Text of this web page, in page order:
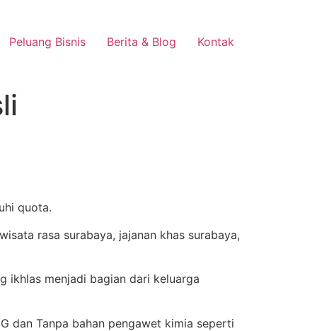
Peluang Bisnis Berita & Blog Kontak
quota.
ikhlas menjadi bagian dari keluarga
dan Tanpa bahan pengawet kimia seperti